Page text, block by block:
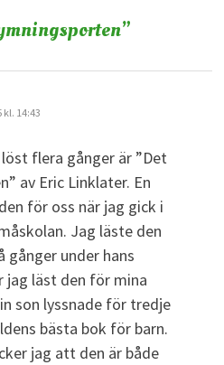
”
kl. 14:43
flera gånger är ”Det
av Eric Linklater. En
för oss när jag gick i
Jag läste den
gånger under hans
jag läst den för mina
son lyssnade för tredje
bästa bok för barn.
jag att den är både